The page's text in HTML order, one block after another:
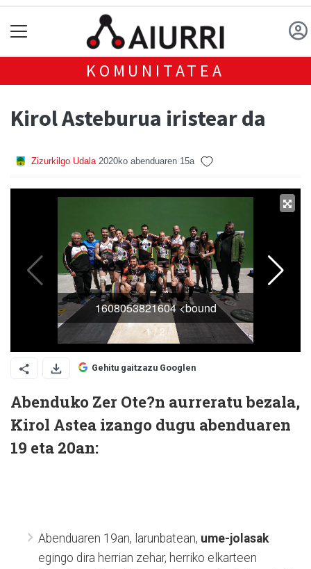
KOMUNITATEA
Kirol Asteburua iristear da
Zizurkilgo Udala 2020ko abenduaren 15a
Gehitu gaitzazu Googlen
Abenduko Zer Ote?n aurreratu bezala,
Kirol Astea izango dugu abenduaren
19 eta 20an:
Abenduaren 19an, larunbatean, ume-jolasak
egingo dira herrian zehar, herriko elkarteen